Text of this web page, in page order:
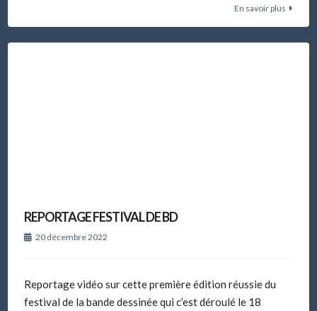
En savoir plus
REPORTAGE FESTIVAL DE BD
20 décembre 2022
Reportage vidéo sur cette première édition réussie du
festival de la bande dessinée qui c’est déroulé le 18